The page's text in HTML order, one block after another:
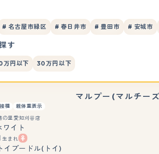
# 名古屋市緑区 # 春日井市 # 豊田市 # 安城市
す
万円以下 30万円以下
マルプー(マルチー
種 親体重表示
の里愛知刈谷店
ワイト
生まれ
イプードル(トイ)